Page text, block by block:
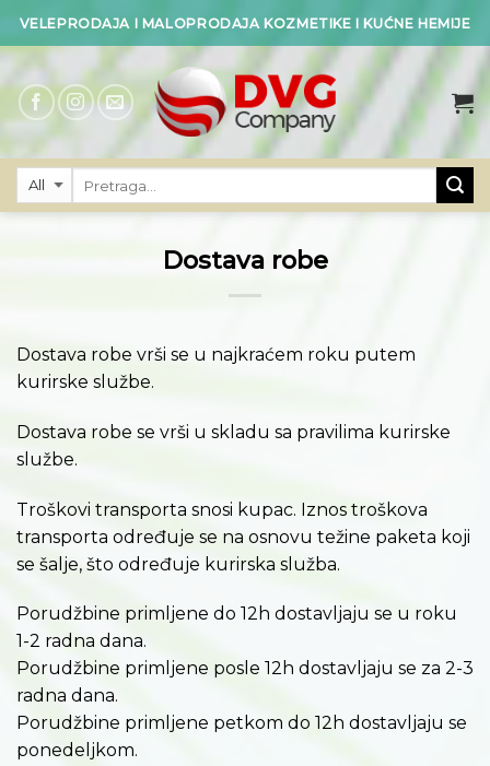
Skip
content
VELEPRODAJA I MALOPRODAJA KOZMETIKE I KUĆNE HEMIJE
Dostava robe
Dostava robe vrši se u najkraćem roku putem
kurirske službe.
Dostava robe se vrši u skladu sa pravilima kurirske
službe.
Troškovi transporta snosi kupac. Iznos troškova
transporta određuje se na osnovu težine paketa koji
se šalje, što određuje kurirska služba.
Porudžbine primljene do 12h dostavljaju se u roku
1-2 radna dana.
Porudžbine primljene posle 12h dostavljaju se za 2-3
radna dana.
Porudžbine primljene petkom do 12h dostavljaju se
ponedeljkom.